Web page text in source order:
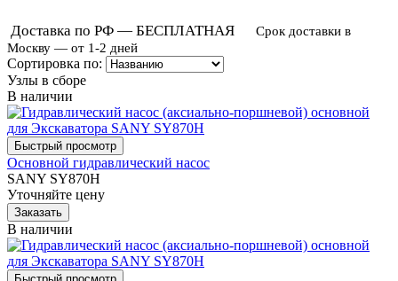
Доставка по РФ — БЕСПЛАТНАЯ
Срок доставки в
Москву — от 1-2 дней
Сортировка по:
Узлы в сборе
В наличии
Основной гидравлический насос
SANY SY870H
Уточняйте цену
В наличии